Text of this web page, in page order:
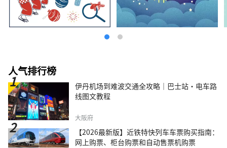
人气排行榜
伊丹机场到难波交通全攻略｜巴士站・电车路
线图文教程
大阪府
【2026最新版】近铁特快列车车票购买指南：
网上购票、柜台购票和自动售票机购票